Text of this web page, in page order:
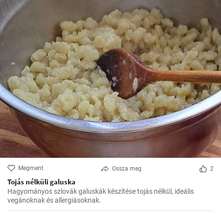
Megment Ossza meg 2
Tojás nélküli galuska
Hagyományos szlovák galuskák készítése tojás nélkül, ideális
vegánoknak és allergiásoknak.